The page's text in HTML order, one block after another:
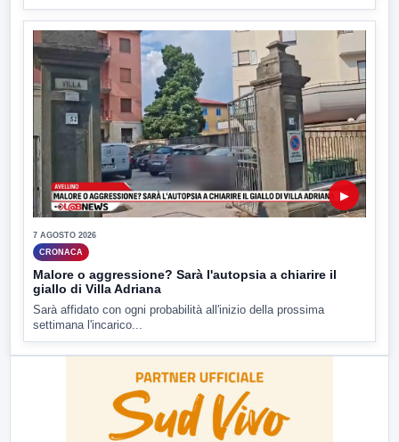
▶
7 AGOSTO 2026
CRONACA
Malore o aggressione? Sarà l'autopsia a chiarire il
giallo di Villa Adriana
Sarà affidato con ogni probabilità all'inizio della prossima
settimana l'incarico...